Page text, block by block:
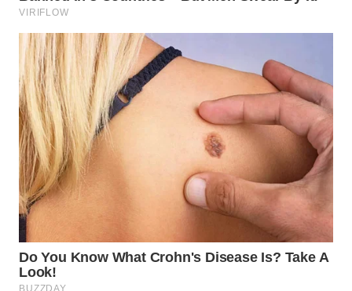
PURWAKARTA
WN
PRIANGAN
TIMUR
WN
SEMARANG
WN
SOLO
WN
BOROBUDUR